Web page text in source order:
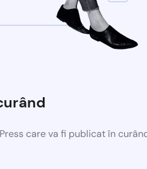
care va fi publicat în